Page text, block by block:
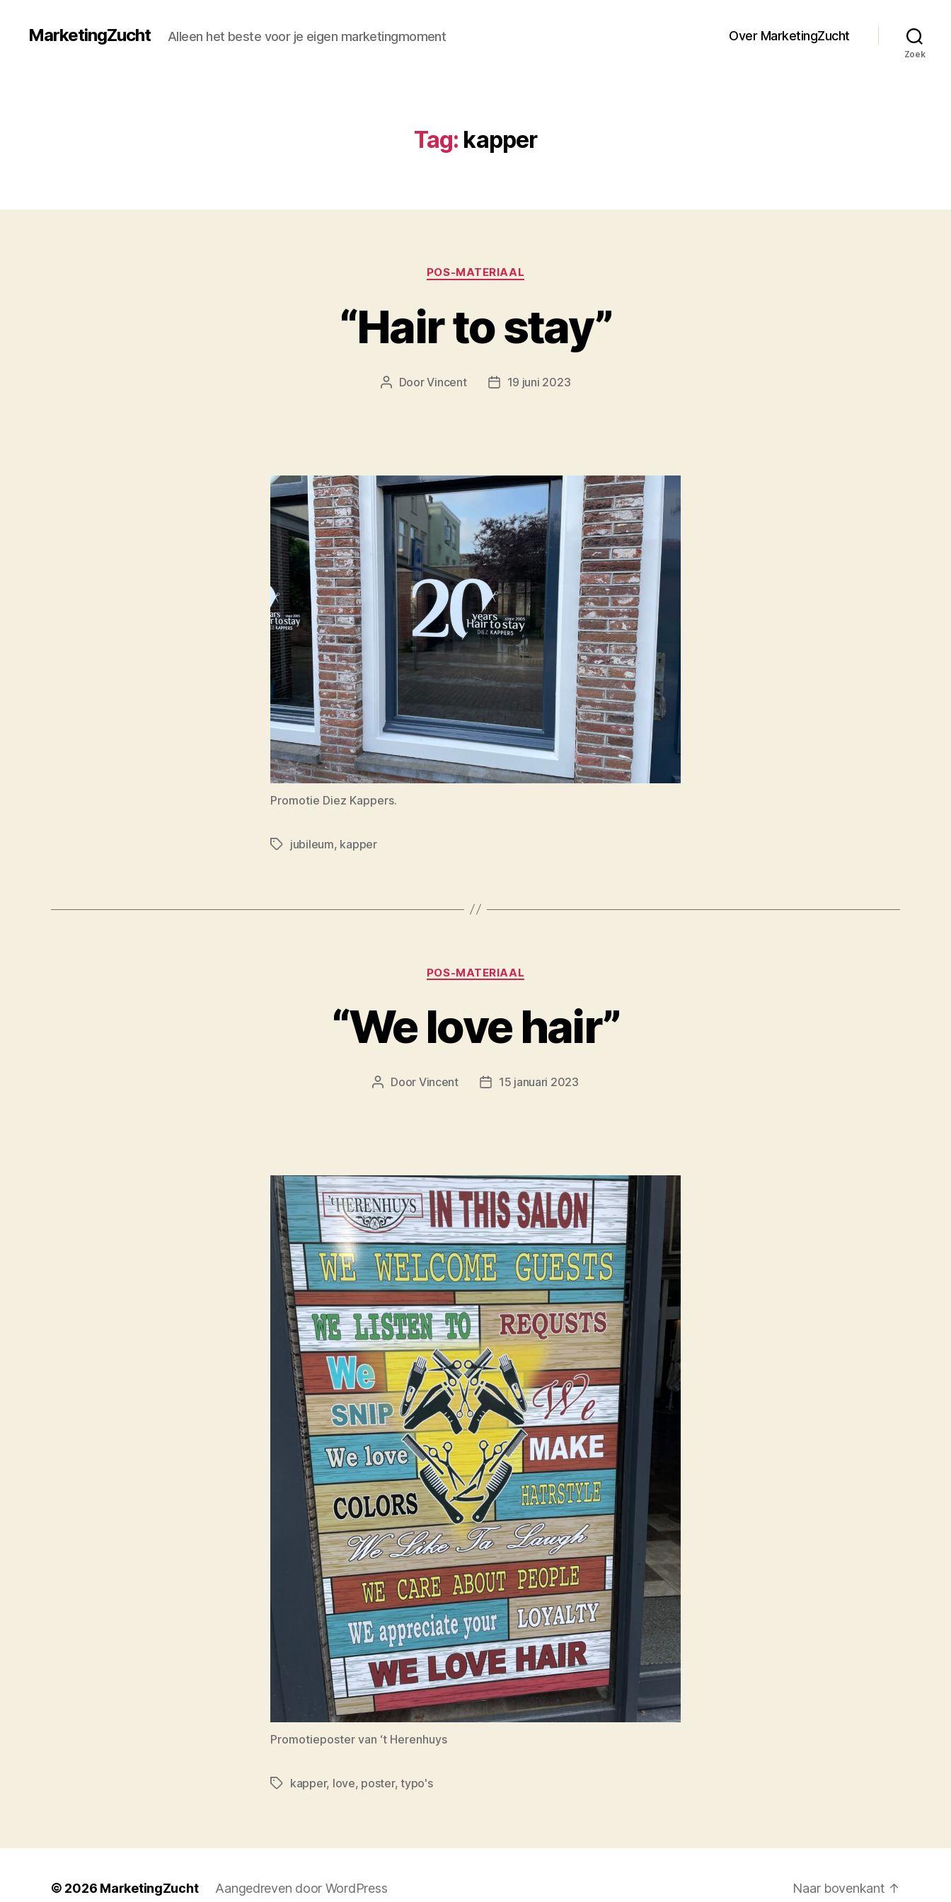
MarketingZucht Alleen het beste voor je eigen marketingmoment Over MarketingZucht
Zoek
Tag: kapper
Categorieën
POS-MATERIAAL
“Hair to stay”
Berichtauteur
DoorVincent Berichtdatum
19 juni 2023
Promotie Diez Kappers.
Tagsjubileum, kapper
Categorieën
POS-MATERIAAL
“We love hair”
Berichtauteur
Door Vincent Berichtdatum
15 januari 2023
Promotieposter van ‘t Herenhuys
Tagskapper, love, poster,typo's
© 2026 MarketingZucht Aangedreven door WordPress Naar bovenkant ↑